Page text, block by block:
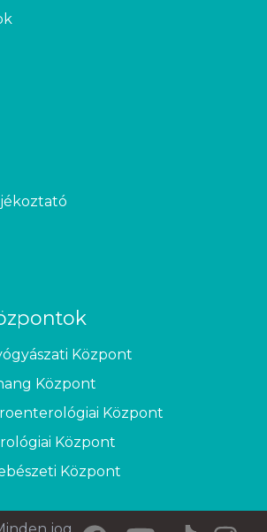
Központ
Központ
Központ
Központ
Központ